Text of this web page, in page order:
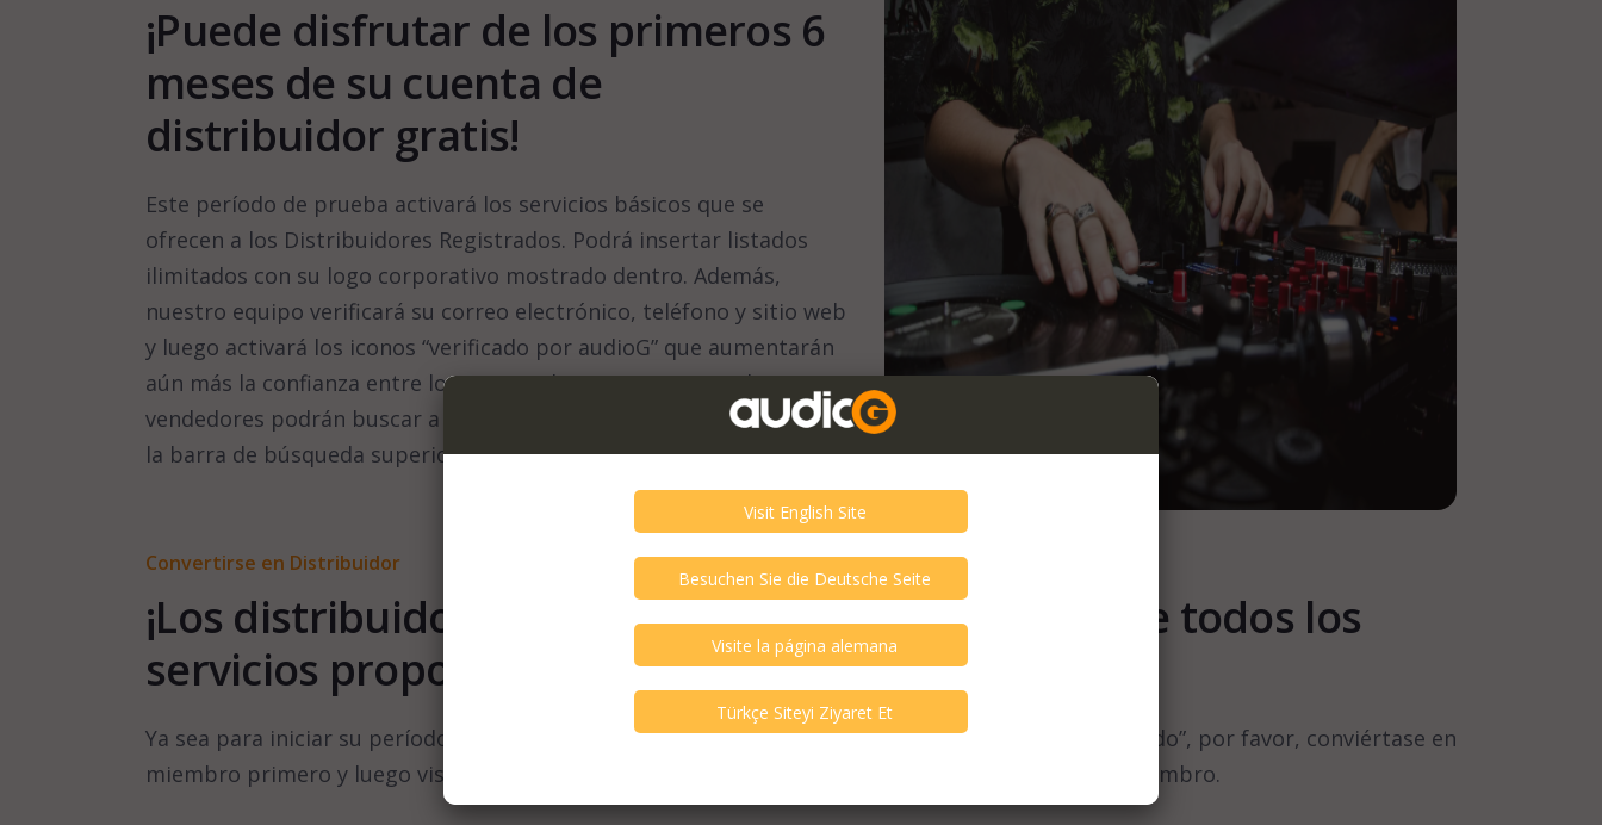
¡Puede disfrutar de los primeros 6
meses de su cuenta de
distribuidor gratis!
Este período de prueba activará los servicios básicos que se
ofrecen a los Distribuidores Registrados. Podrá insertar listados
ilimitados con su logo corporativo mostrado dentro. Además,
nuestro equipo verificará su correo electrónico, teléfono y sitio web
y luego activará los iconos “verificado por audioG” que aumentarán
aún más la confianza entre los compradores. ¡Los compradores y
vendedores podrán buscar a través del nombre de su empresa en
la barra de búsqueda superior!
Convertirse en Distribuidor
¡Los distribuidores registrados pueden disfrutar de todos los
servicios proporcionados!
Ya sea para iniciar su período de prueba o suscribirse a nuestro “Servicio de Distribuidor Registrado”, por favor, conviértase en
miembro primero y luego visite la sección “Conviértase en Distribuidor” dentro de su panel de miembro.